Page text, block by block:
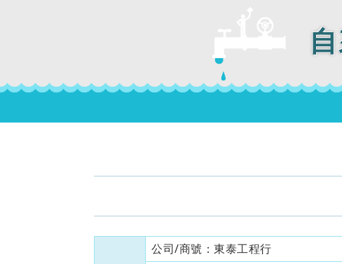
公司/商號：東泰工程行